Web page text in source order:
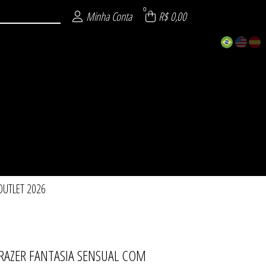
Minha Conta 0 R$ 0,00
2026
FANTASIA SENSUAL COM